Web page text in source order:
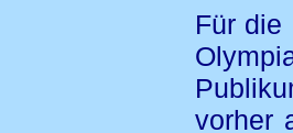
Für die
vorher